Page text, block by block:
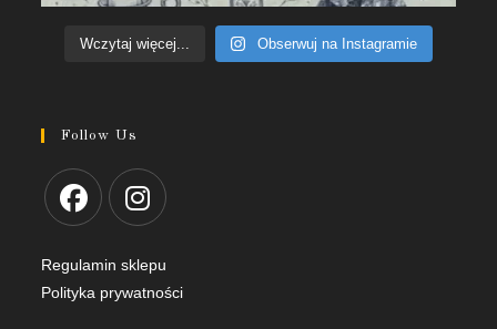
Wczytaj więcej... Obserwuj na Instagramie
Follow Us
Regulamin sklepu
Polityka prywatności